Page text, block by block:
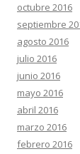
octubre 2016
septiembre
agosto 2016
julio 2016
junio 2016
mayo 2016
abril 2016
marzo 2016
febrero 2016